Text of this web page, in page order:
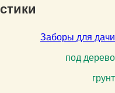
Заборы для дачи
под дерево
грунт